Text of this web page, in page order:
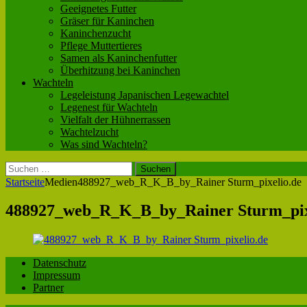
Geeignetes Futter
Gräser für Kaninchen
Kaninchenzucht
Pflege Muttertieres
Samen als Kaninchenfutter
Überhitzung bei Kaninchen
Wachteln
Legeleistung Japanischen Legewachtel
Legenest für Wachteln
Vielfalt der Hühnerrassen
Wachtelzucht
Was sind Wachteln?
Suchen
nach:
StartseiteMedien488927_web_R_K_B_by_Rainer Sturm_pixelio.de
488927_web_R_K_B_by_Rainer
Datenschutz
Impressum
Partner